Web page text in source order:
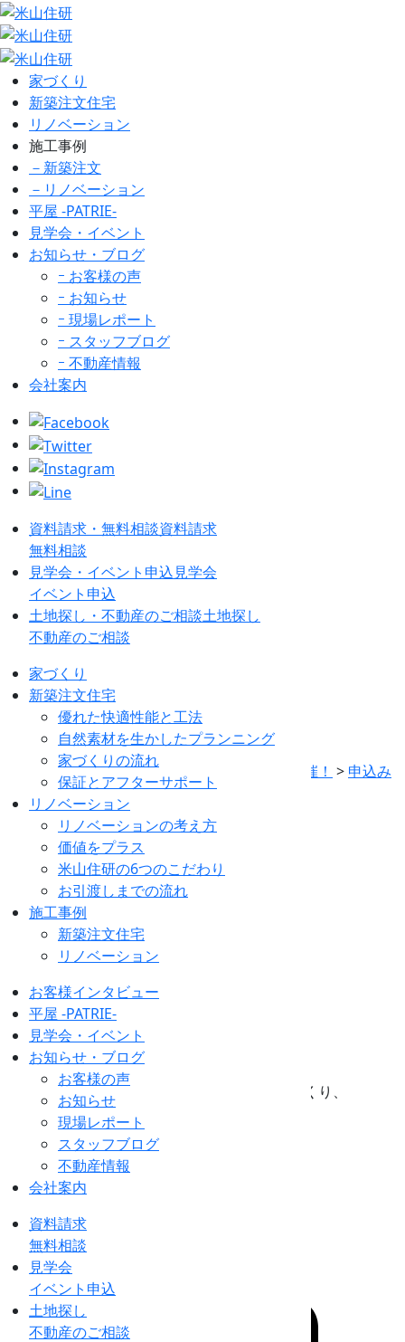
家づくり
新築注文住宅
リノベーション
施工事例
－新築注文
－リノベーション
平屋 -PATRIE-
見学会・イベント
お知らせ・ブログ
ｰ お客様の声
ｰ お知らせ
ｰ 現場レポート
ｰ スタッフブログ
ｰ 不動産情報
会社案内
資料請求・無料相談資料請求
無料相談
見学会・イベント申込見学会
イベント申込
土地探し・不動産のご相談土地探し
不動産のご相談
家づくり
新築注文住宅
優れた快適性能と工法
自然素材を生かしたプランニング
家づくりの流れ
保証とアフターサポート
リノベーション
リノベーションの考え方
価値をプラス
米山住研の6つのこだわり
お引渡しまでの流れ
施工事例
新築注文住宅
リノベーション
お客様インタビュー
平屋 -PATRIE-
見学会・イベント
お知らせ・ブログ
お客様の声
お知らせ
現場レポート
スタッフブログ
不動産情報
会社案内
資料請求
無料相談
見学会
イベント申込
土地探し
不動産のご相談
見学会・イベント
EVENT
> 見学会・イベント > おやこ工作教室開催！ > 申込み
>おやこ工作教室 開催！
おやこ工作教室 開催！
終了しました
開催日
2023/8/5
開催時間
9：00～12：00
開催場所
（株）米山住研
4年ぶりの『おやこ工作教室』開催！
この行事を通じて子供たちとご家族の思い出づくり、
木材に触れ合うことで、ものづくりの楽しさ、
自然の大切さも感じていただけたら幸いです♪
お問い合わせは
↓ ↓ ↓
0120-39-2460まで
PAGE TOP
資料請求
無料相談